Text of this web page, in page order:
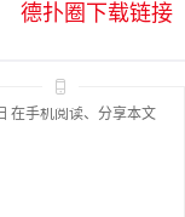
德扑圈下载链接
在手机阅读、分享本文